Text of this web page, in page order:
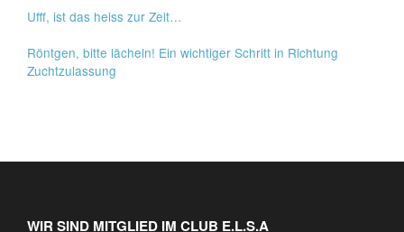
Ufff, ist das heiss zur Zeit…
Röntgen, bitte lächeln! Ein wichtiger Schritt in Richtung
Zuchtzulassung
WIR SIND MITGLIED IM CLUB E.L.S.A